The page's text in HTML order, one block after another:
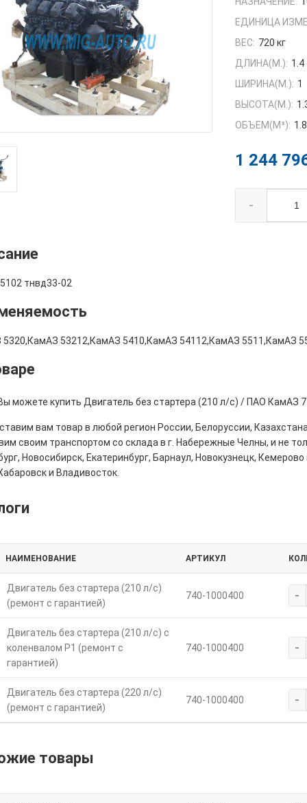
ЕДИНИЦА
ВЕС: 720 кг
ДЛИНА(М.): 1.4
ШИРИНА(М.): 1
ВЫСОТА(М.):
ОБЪЕМ(M³):
1 244
-
тнвд33-02
53212,КамАЗ 5410,КамАЗ 54112,КамАЗ 5511,КамАЗ
можете купить Двигатель без стартера (210 л/с) / ПАО КамАЗ
вам товар в любой регион России, Белоруссии,
своим транспортом со склада в г. Набережные Челны, и не
Новосибирск, Екатеринбург, Барнаул, Новокузнецк,
и Владивосток.
НАИМЕНОВАНИЕ АРТИКУЛ
Двигатель без стартера (210 л/с)
(ремонт с гарантией)
740-1000400 -
Двигатель без стартера (210 л/с) с
коленвалом Р1 (ремонт с
гарантией)
740-1000400 -
Двигатель без стартера (220 л/с)
(ремонт с гарантией)
740-1000400 -
товары